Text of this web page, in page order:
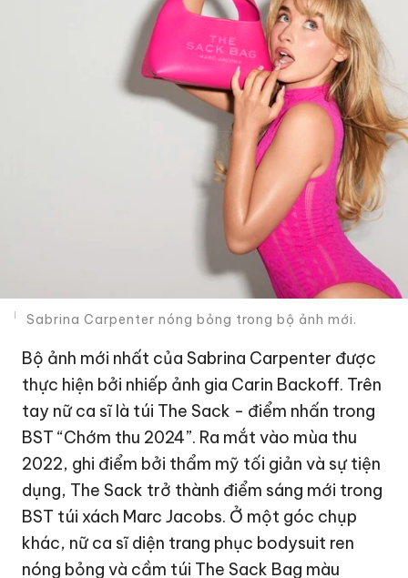
Sabrina Carpenter nóng bỏng trong bộ ảnh mới.
Bộ ảnh mới nhất của Sabrina Carpenter được
thực hiện bởi nhiếp ảnh gia Carin Backoff. Trên
tay nữ ca sĩ là túi The Sack - điểm nhấn trong
BST “Chớm thu 2024”. Ra mắt vào mùa thu
2022, ghi điểm bởi thẩm mỹ tối giản và sự tiện
dụng, The Sack trở thành điểm sáng mới trong
BST túi xách Marc Jacobs. Ở một góc chụp
khác, nữ ca sĩ diện trang phục bodysuit ren
nóng bỏng và cầm túi The Sack Bag màu